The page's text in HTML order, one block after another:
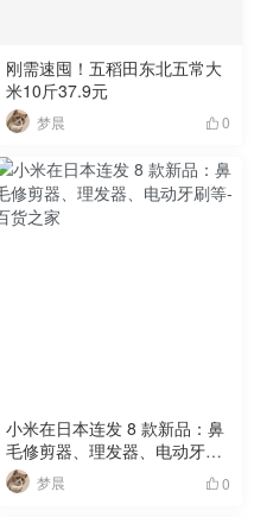
刚需速囤！五稻田东北五常大
米10斤37.9元
梦晨 0
小米在日本连发 8 款新品：鼻
毛修剪器、理发器、电动牙刷
等
梦晨 0